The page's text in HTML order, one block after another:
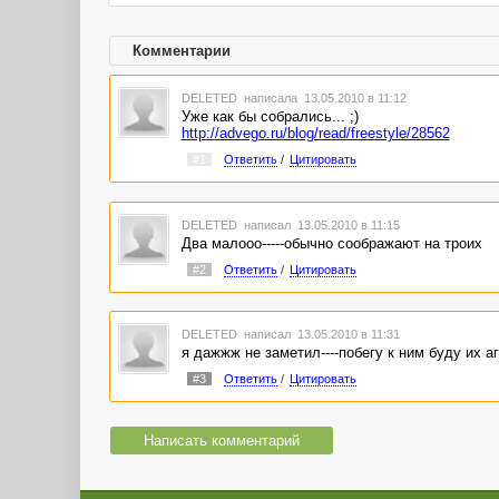
Комментарии
DELETED написала 13.05.2010 в 11:12
Уже как бы собрались... ;)
http://advego.ru/blog/read/freestyle/28562
Ответить/ Цитировать
DELETED написал 13.05.2010 в 11:15
Два малооо-----обычно соображают на троих
#2 Ответить/ Цитировать
DELETED написал 13.05.2010 в 11:31
я дажжж не заметил----побегу к ним буду их
#3 Ответить/ Цитировать
Написать комментарий